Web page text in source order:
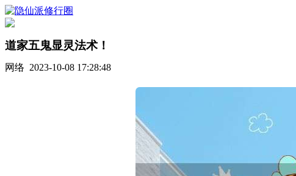
道家五鬼显灵法术！
网络 2023-10-08 17:28:48